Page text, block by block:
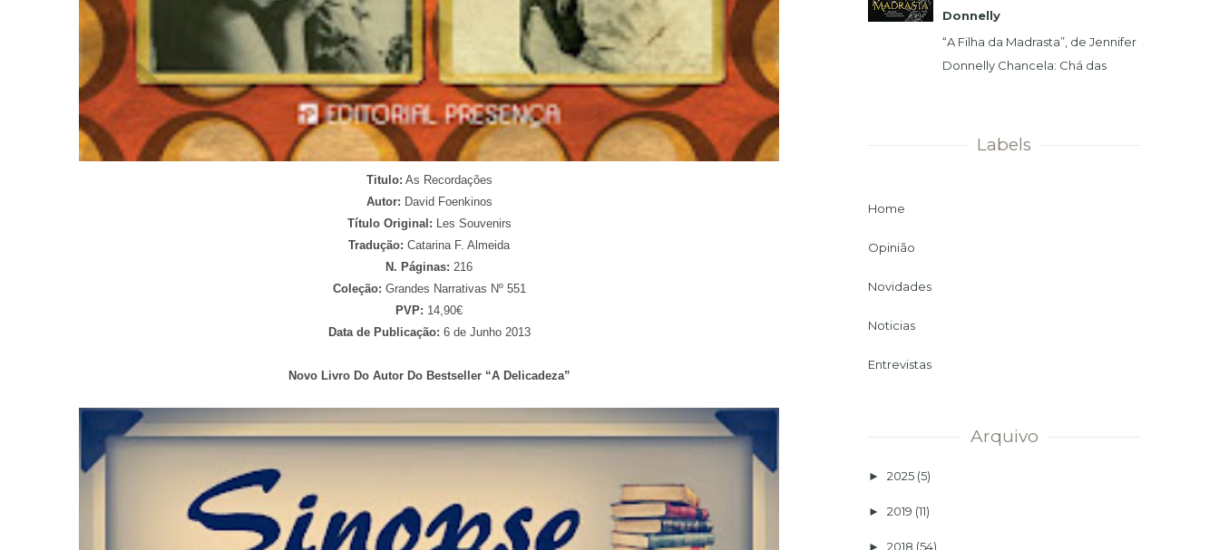
Titulo: As Recordações
Autor: David Foenkinos
Título Original:
Les Souvenirs
Tradução: Catarina F. Almeida
N. Páginas: 216
Coleção: Grandes Narrativas Nº 551
PVP: 14,90€
Data de Publicação: 6 de Junho 2013
Novo Livro Do Autor Do Bestseller “A Delicadeza”
Donnelly
“A Filha da Madrasta”, de Jennifer
Donnelly Chancela: Chá das
Labels
Home
Opinião
Novidades
Noticias
Entrevistas
Arquivo
► 2025 (5)
► 2019 (11)
► 2018 (54)